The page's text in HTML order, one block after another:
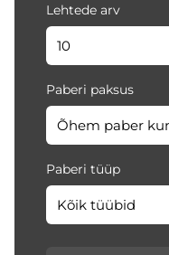
Lehtede arv
Paberi paksus
Paberi tüüp